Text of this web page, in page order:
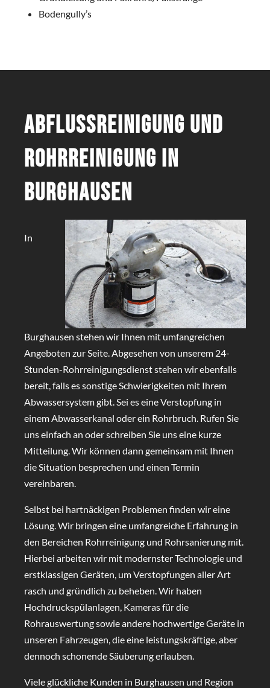
Bodengully’s
Abflussreinigung und
Rohrreinigung in
Burghausen
In
Burghausen stehen wir Ihnen mit umfangreichen
Angeboten zur Seite. Abgesehen von unserem 24-
Stunden-Rohrreinigungsdienst stehen wir ebenfalls
bereit, falls es sonstige Schwierigkeiten mit Ihrem
Abwassersystem gibt. Sei es eine Verstopfung in
einem Abwasserkanal oder ein Rohrbruch. Rufen Sie
uns einfach an oder schreiben Sie uns eine kurze
Mitteilung. Wir können dann gemeinsam mit Ihnen
die Situation besprechen und einen Termin
vereinbaren.
Selbst bei hartnäckigen Problemen finden wir eine
Lösung. Wir bringen eine umfangreiche Erfahrung in
den Bereichen Rohrreinigung und Rohrsanierung mit.
Hierbei arbeiten wir mit modernster Technologie und
erstklassigen Geräten, um Verstopfungen aller Art
rasch und gründlich zu beheben. Wir haben
Hochdruckspülanlagen, Kameras für die
Rohrauswertung sowie andere hochwertige Geräte in
unseren Fahrzeugen, die eine leistungskräftige, aber
dennoch schonende Säuberung erlauben.
Viele glückliche Kunden in Burghausen und Region